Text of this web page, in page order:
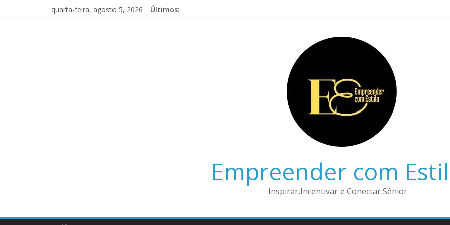
quarta-feira, agosto 5, 2026 Últimos:
Empreender com
Inspirar,Incentivar e Conectar Sênior